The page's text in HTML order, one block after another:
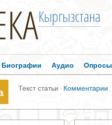
Кыргызстана
Биографии Аудио Опросы
Текст статьи · Комментарии